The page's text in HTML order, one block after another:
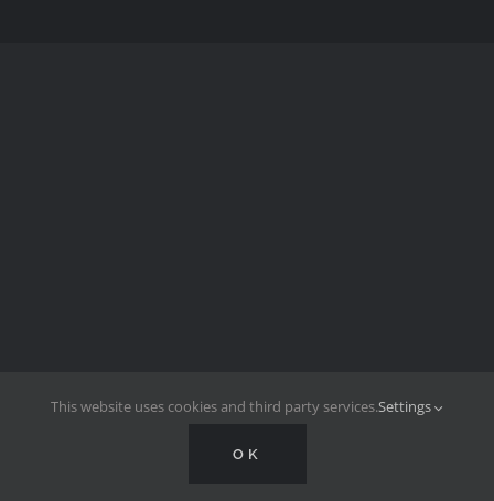
This website uses cookies and third party services.Settings
OK